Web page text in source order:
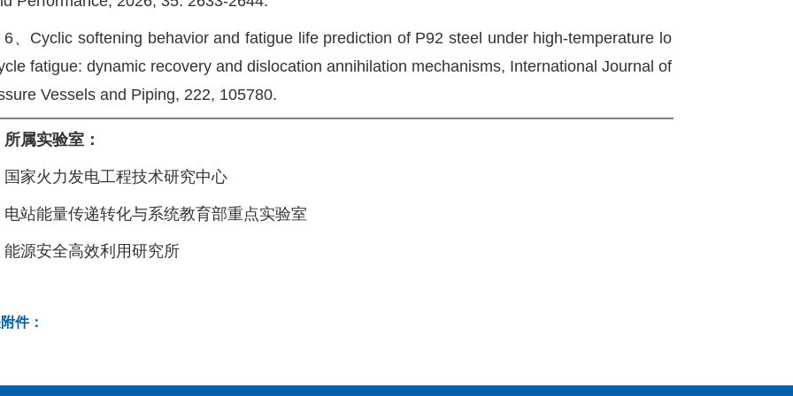
6、Cyclic softening behavior and fatigue life prediction of P92 steel under high-temperature lo
fatigue: dynamic recovery and dislocation annihilation mechanisms, International Journal of
Vessels and Piping, 222, 105780.
所属实验室：
国家火力发电工程技术研究中心
电站能量传递转化与系统教育部重点实验室
能源安全高效利用研究所
件：